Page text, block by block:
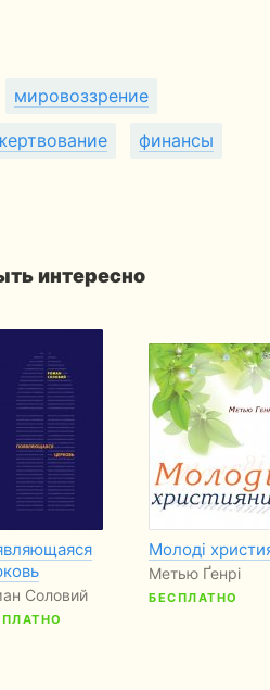
мировоззрение
финансы
интересно
Соловий
Молоді
Метью Ґенрі
БЕСПЛАТНО